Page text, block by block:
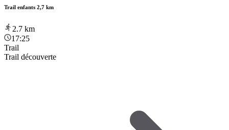
Trail enfants 2,7 km
2.7 km
17:25
Trail
Trail découverte